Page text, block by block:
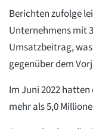
Berichten zufolge
Unternehmens mit
Umsatzbeitrag,
gegenüber dem
Im Juni 2022
mehr als 5,0